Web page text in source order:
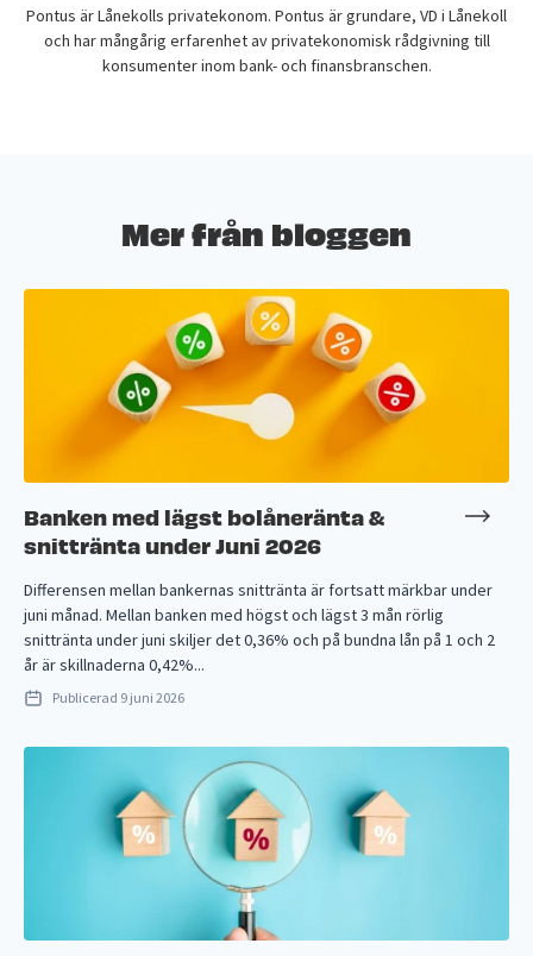
Pontus är Lånekolls privatekonom. Pontus är grundare, VD i Lånekoll
och har mångårig erfarenhet av privatekonomisk rådgivning till
konsumenter inom bank- och finansbranschen.
Mer från bloggen
Banken med lägst bolåneränta &
snittränta under Juni 2026
Differensen mellan bankernas snittränta är fortsatt märkbar under
juni månad. Mellan banken med högst och lägst 3 mån rörlig
snittränta under juni skiljer det 0,36% och på bundna lån på 1 och 2
år är skillnaderna 0,42%...
Publicerad 9 juni 2026